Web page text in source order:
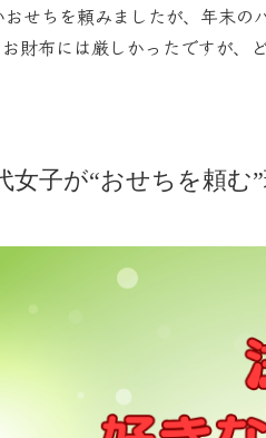
おせちを頼みましたが、年末の
お財布には厳しかったですが、
女子が“おせちを頼む